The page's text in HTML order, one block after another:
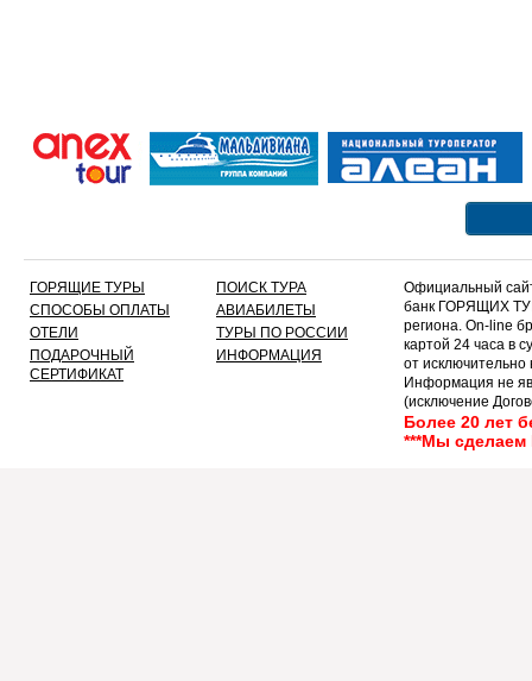
ГОРЯЩИЕ ТУРЫ
ПОИСК ТУРА
СПОСОБЫ ОПЛАТЫ
АВИАБИЛЕТЫ
ОТЕЛИ
ТУРЫ ПО РОССИИ
ПОДАРОЧНЫЙ
СЕРТИФИКАТ
ИНФОРМАЦИЯ
Официальный
банк ГОРЯЩИХ
региона. On-line
картой 24 часа в
от
Информация не
(исключение
Более 20 лет
***Мы